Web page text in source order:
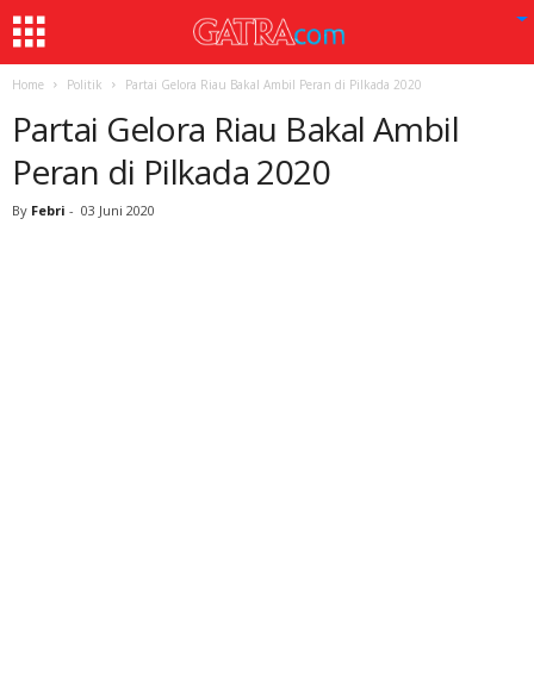
Home Politik Partai Gelora Riau Bakal Ambil Peran di Pilkada 2020
Partai Gelora Riau Bakal Ambil
Peran di Pilkada 2020
By Febri - 03 Juni 2020